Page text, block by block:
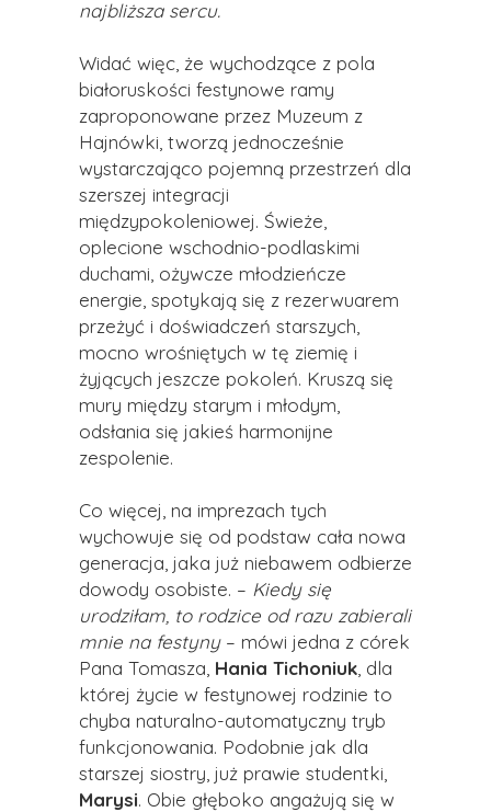
najbliższa sercu.
Widać więc, że wychodzące z pola
białoruskości festynowe ramy
zaproponowane przez Muzeum z
Hajnówki, tworzą jednocześnie
wystarczająco pojemną przestrzeń dla
szerszej integracji
międzypokoleniowej. Świeże,
oplecione wschodnio-podlaskimi
duchami, ożywcze młodzieńcze
energie, spotykają się z rezerwuarem
przeżyć i doświadczeń starszych,
mocno wrośniętych w tę ziemię i
żyjących jeszcze pokoleń. Kruszą się
mury między starym i młodym,
odsłania się jakieś harmonijne
zespolenie.
Co więcej, na imprezach tych
wychowuje się od podstaw cała nowa
generacja, jaka już niebawem odbierze
dowody osobiste. – Kiedy się
urodziłam, to rodzice od razu zabierali
mnie na festyny– mówi jedna z córek
Pana Tomasza, Hania Tichoniuk , dla
której życie w festynowej rodzinie to
chyba naturalno-automatyczny tryb
funkcjonowania. Podobnie jak dla
starszej siostry, już prawie studentki,
Marysi. Obie głęboko angażują się w